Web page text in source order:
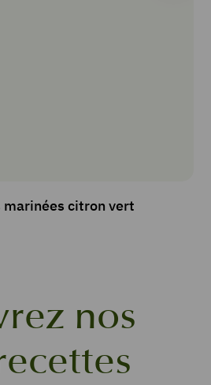
marinées citron vert
nos